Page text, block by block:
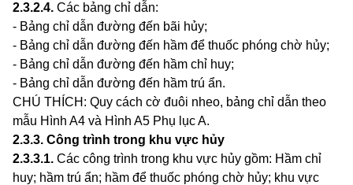
2.3.2.4. Các bảng chỉ dẫn:
- Bảng chỉ dẫn đường đến bãi hủy;
- Bảng chỉ dẫn đường đến hầm để thuốc phóng chờ hủy;
- Bảng chỉ dẫn đường đến hầm chỉ huy;
- Bảng chỉ dẫn đường đến hầm trú ẩn.
CH Ú THÍCH: Quy cách cờ đuôi nheo, bảng chỉ dẫn theo
mẫu Hình A4 và Hình A5 Phụ lục A.
2.3.3. Công trình trong khu vực hủy
2.3.3.1. Các công trình trong khu vực hủy gồm: Hầm chỉ
huy; hầm trú ẩn; hầm để thuốc phóng chờ hủy; khu vực